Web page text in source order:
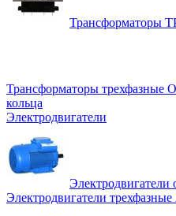
Трансформаторы
Трансформаторы трехфазные
кольца
Электродвигатели
Электродвигатели